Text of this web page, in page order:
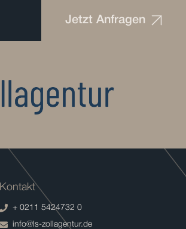
Jetzt Anfragen
Kontakt
+ 0211 5424732 0
info@ls-zollagentur.de